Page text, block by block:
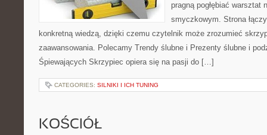
pragną pogłębiać warsztat
smyczkowym. Strona
konkretną wiedzą, dzięki czemu czytelnik może zrozumieć
zaawansowania. Polecamy Trendy ślubne i Prezenty ślubne i
Śpiewających Skrzypiec opiera się na pasji do […]
CATEGORIES: SILNIKI I ICH TUNING
KOŚCIÓŁ